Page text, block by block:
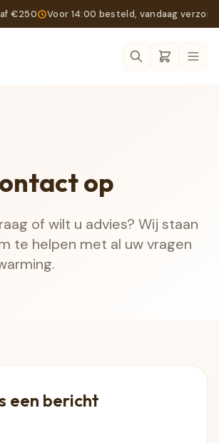
€250 Voor 14:00 besteld, vandaag
op
of wilt u advies? Wij staan
te helpen met al uw vragen
een bericht